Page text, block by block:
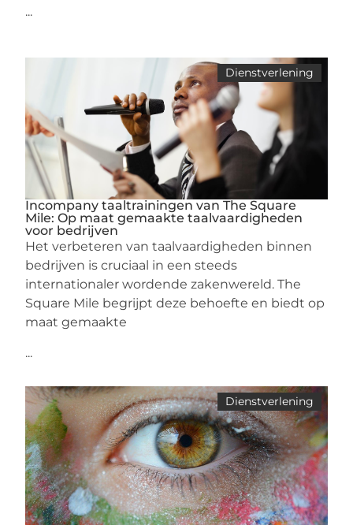
...
Dienstverlening
Incompany taaltrainingen van The Square
Mile: Op maat gemaakte taalvaardigheden
voor bedrijven
Het verbeteren van taalvaardigheden binnen
bedrijven is cruciaal in een steeds
internationaler wordende zakenwereld. The
Square Mile begrijpt deze behoefte en biedt op
maat gemaakte
...
Dienstverlening